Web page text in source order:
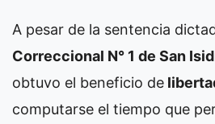
A pesar de la sentencia
Correccional N° 1 de San
obtuvo el beneficio de
computarse el tiempo que